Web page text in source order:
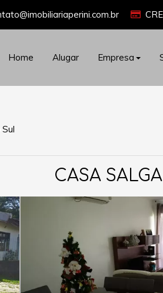
Home Alugar Empresa
CASA